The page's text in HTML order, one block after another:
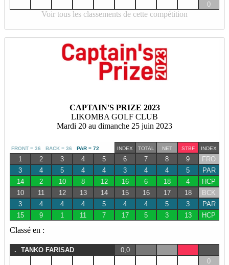
0
Voir tous les classements de cette compétition
CAPTAIN'S PRIZE 2023
LIKOMBA GOLF CLUB
Mardi 20 au dimanche 25 juin 2023
FRONT = 36 BACK = 36 PAR = 72 INDEX TOTAL NET STBF INDEX
1 2 3 4 5 6 7 8 9
FRO
3
4 5 4 4 3 4 4 5
PAR
14
2 10 8 12 16 6 18 4
HCP
10
11 12 13 14 15 16 17 18
BCK
3
4 4 4 5 4 4 5 3
PAR
15
9 1 11 7 17 5 3 13 HCP
Classé en :
. TANKO FARISAD
0,0
0